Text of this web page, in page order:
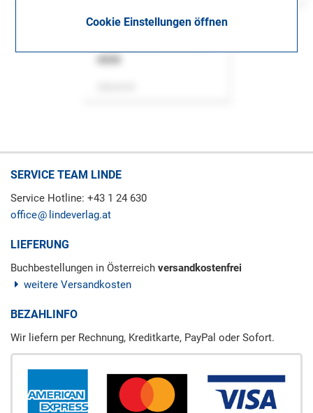
Cookie Einstellungen öffnen
SERVICE TEAM LINDE
Service Hotline: +43 1 24 630
office
lindeverlag.at
LIEFERUNG
Buchbestellungen in Österreich versandkostenfrei
weitere Versandkosten
BEZAHLINFO
Wir liefern per Rechnung, Kreditkarte, PayPal oder Sofort.